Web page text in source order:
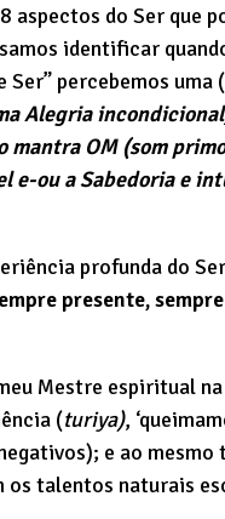
aspectos do Ser que
identificar
percebemos uma
Alegria
OM (som
ou a Sabedoria e
profunda do
presente,
Mestre espiritual
(turiya),
e ao mesmo
os talentos naturais